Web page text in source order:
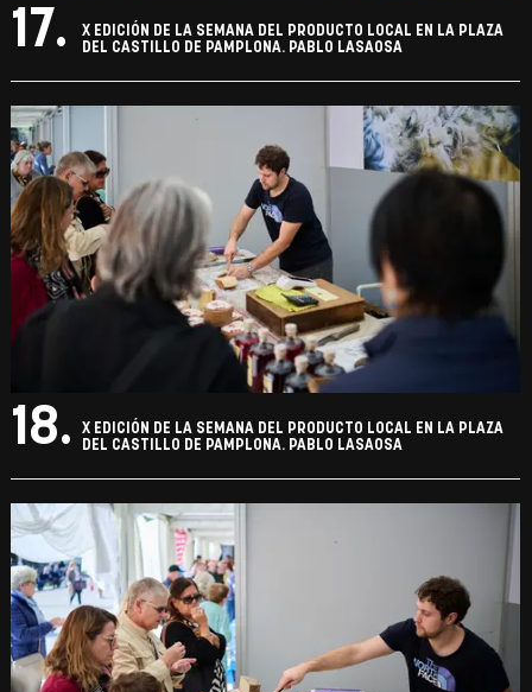
17.
X EDICIÓN DE LA SEMANA DEL PRODUCTO LOCAL EN LA PLAZA
DEL CASTILLO DE PAMPLONA. PABLO LASAOSA
18.
X EDICIÓN DE LA SEMANA DEL PRODUCTO LOCAL EN LA PLAZA
DEL CASTILLO DE PAMPLONA. PABLO LASAOSA